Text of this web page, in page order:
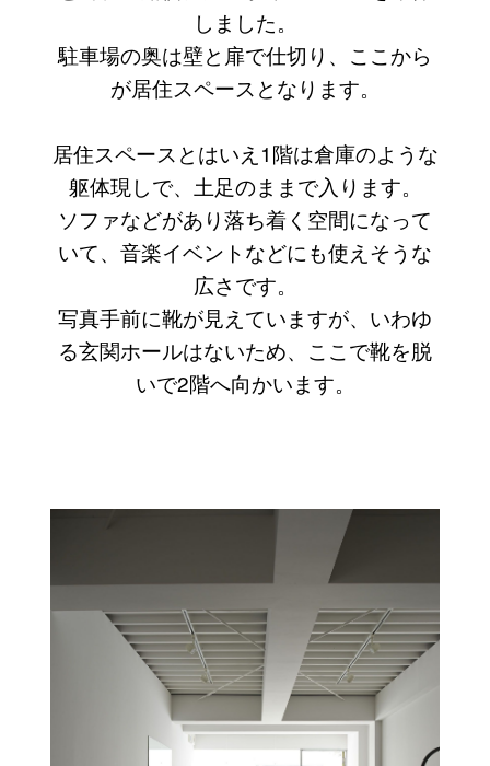
しました。
駐車場の奥は壁と扉で仕切り、ここから
が居住スペースとなります。
居住スペースとはいえ1階は倉庫のような
躯体現しで、土足のままで入ります。
ソファなどがあり落ち着く空間になって
いて、音楽イベントなどにも使えそうな
広さです。
写真手前に靴が見えていますが、いわゆ
る玄関ホールはないため、ここで靴を脱
いで2階へ向かいます。